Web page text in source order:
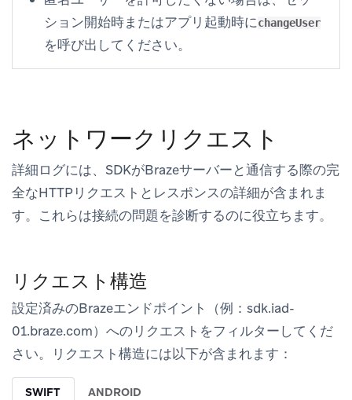
ション開始時またはアプリ起動時にchangeUser
を呼び出してください。
ネットワークリクエスト
詳細ログには、SDKがBrazeサーバーと通信する際の完
全なHTTPリクエストとレスポンスの詳細が含まれま
す。これらは接続の問題を診断するのに役立ちます。
リクエスト構造
設定済みのBrazeエンドポイント（例：sdk.iad-
01.braze.com）へのリクエストをフィルターしてくだ
さい。リクエスト構造には以下が含まれます：
SWIFT ANDROID